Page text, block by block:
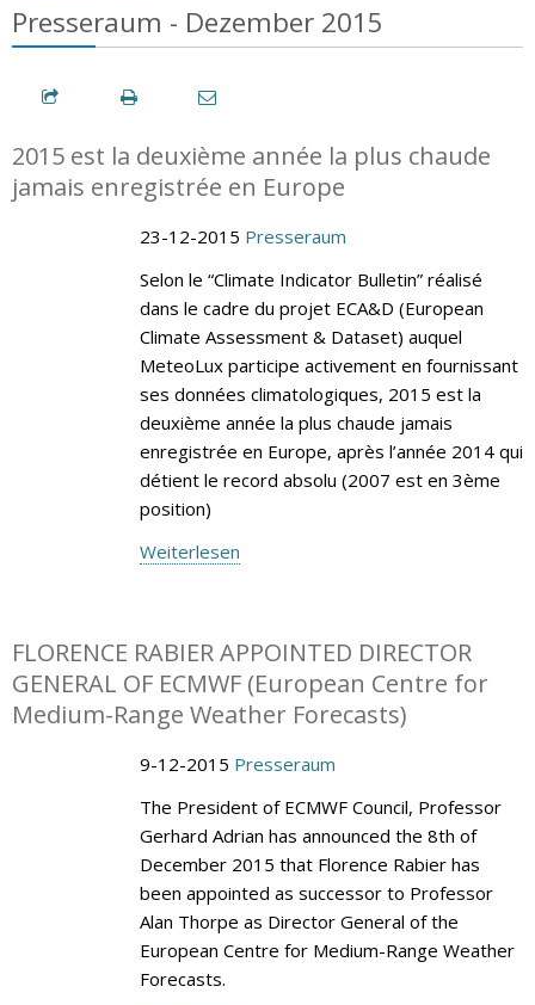
Presseraum - Dezember 2015
2015 est la deuxième année la plus chaude
jamais enregistrée en Europe
23-12-2015 Presseraum
Selon le “Climate Indicator Bulletin” réalisé
dans le cadre du projet ECA&D (European
Climate Assessment & Dataset) auquel
MeteoLux participe activement en fournissant
ses données climatologiques, 2015 est la
deuxième année la plus chaude jamais
enregistrée en Europe, après l’année 2014 qui
détient le record absolu (2007 est en 3ème
position)
Weiterlesen
FLORENCE RABIER APPOINTED DIRECTOR
GENERAL OF ECMWF (European Centre for
Medium-Range Weather Forecasts)
9-12-2015 Presseraum
The President of ECMWF Council, Professor
Gerhard Adrian has announced the 8th of
December 2015 that Florence Rabier has
been appointed as successor to Professor
Alan Thorpe as Director General of the
European Centre for Medium-Range Weather
Forecasts.